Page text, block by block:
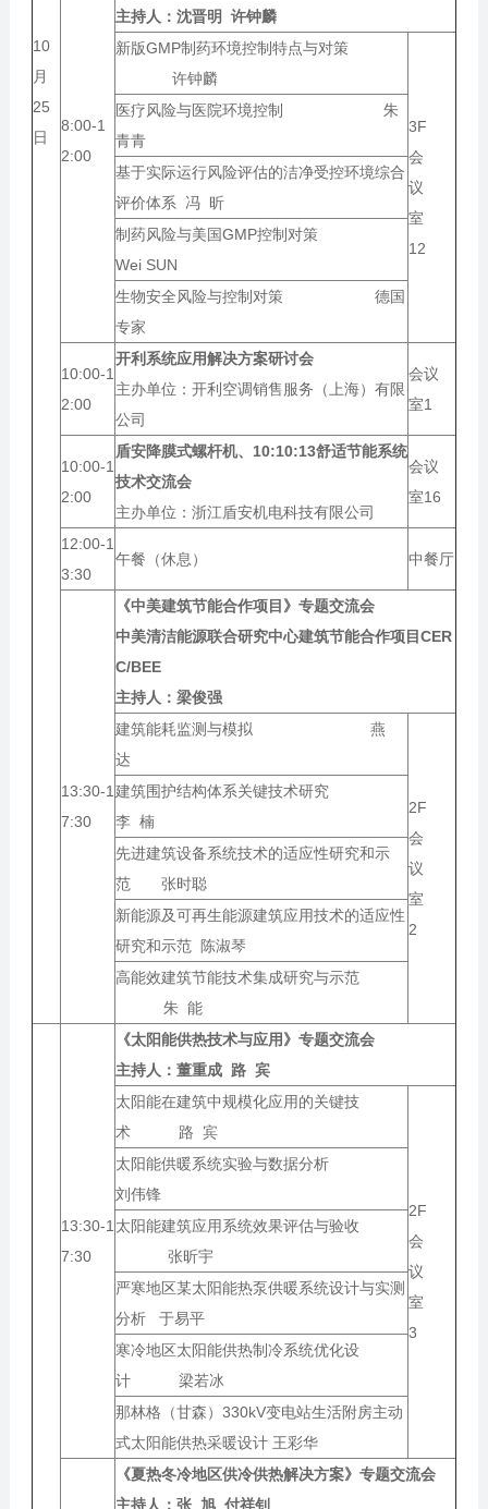
10
月
25
日
8:00-1
2:00
主持人： 沈晋明 许钟麟
新版GMP制药环境控制特点与对策
许钟麟
3F
会
议
室
12
医疗风险与医院环境控制 朱
青青
基于实际运行风险评估的洁净受控环境综合
评价体系 冯 昕
制药风险与美国GMP控制对策
Wei SUN
生物安全风险与控制对策 德国
专家
10:00-1
2:00
开利系统应用解决方案研讨会
主办单位：开利空调销售服务（上海）有限
公司
会议
室1
10:00-1
2:00
盾安降膜式螺杆机、10:10:13舒适节能系统
技术交流会
主办单位：浙江盾安机电科技有限公司
会议
室16
12:00-1
3:30
午餐（休息） 中餐厅
13:30-1
7:30
《中美建筑节能合作项目》专题交流会
中美清洁能源联合研究中心建筑节能合作项目CER
C/BEE
主持人： 梁俊强
建筑能耗监测与模拟 燕
达
2F
会
议
室
2
建筑围护结构体系关键技术研究
李 楠
先进建筑设备系统技术的适应性研究和示
范 张时聪
新能源及可再生能源建筑应用技术的适应性
研究和示范 陈淑琴
高能效建筑节能技术集成研究与示范
朱 能
13:30-1
7:30
《太阳能供热技术与应用》专题交流会
主持人： 董重成 路 宾
太阳能在建筑中规模化应用的关键技
术 路 宾
2F
会
议
室
3
太阳能供暖系统实验与数据分析
刘伟锋
太阳能建筑应用系统效果评估与验收
张昕宇
严寒地区某太阳能热泵供暖系统设计与实测
分析 于易平
寒冷地区太阳能供热制冷系统优化设
计 梁若冰
那林格（甘森）330kV变电站生活附房主动
式太阳能供热采暖设计 王彩华
《夏热冬冷地区供冷供热解决方案》专题交流会
主持人： 张 旭 付祥钊